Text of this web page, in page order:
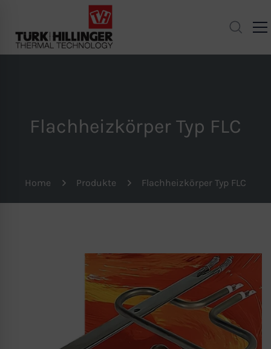
Flachheizkörper Typ FLC
Home Produkte Flachheizkörper Typ FLC